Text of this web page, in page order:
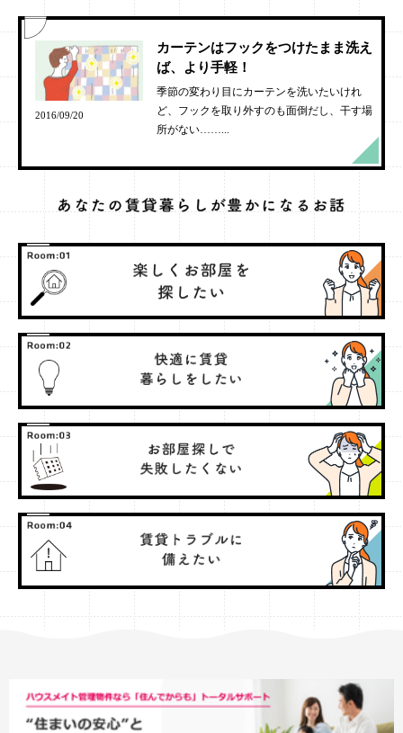
2016/09/20
カーテンはフックをつけたまま洗え
ば、より手軽！
季節の変わり目にカーテンを洗いたいけれ
ど、フックを取り外すのも面倒だし、干す場
所がない……...